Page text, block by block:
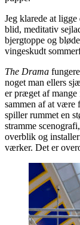
Jeg klarede at
blid, meditativ
bjergtoppe og
vingeskudt
The Drama
noget man ellers
er præget af
sammen af at være
spiller rummet en
stramme
overblik og
værker. Det er